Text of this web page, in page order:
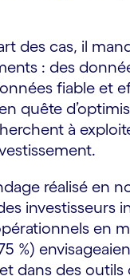
des cas, il
: des
fiable et
quête
à
réalisé en
investisseurs
en
%)
dans des outils